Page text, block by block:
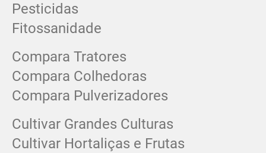
Pesticidas
Fitossanidade
Compara Tratores
Compara Colhedoras
Compara Pulverizadores
Cultivar Grandes Culturas
Cultivar Hortaliças e Frutas